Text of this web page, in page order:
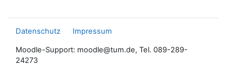
Datenschutz Impressum
Moodle-Support: moodle@tum.de, Tel. 089-289-
24273